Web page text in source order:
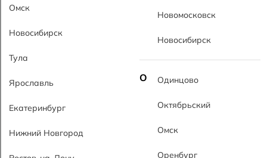
Омск
Новосибирск
Тула
Ярославль
Екатеринбург
Нижний Новгород
Новомосковск
Новосибирск
О Одинцово
Октябрьский
Омск
Оренбург